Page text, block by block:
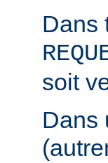
Dans
soit
Dans